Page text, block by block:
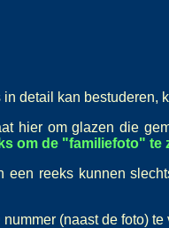
detail kan bestuderen,
hier om glazen die
om de "familiefoto" te
reeks kunnen
(naast de foto) te